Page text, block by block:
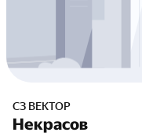
СЗ ВЕКТОР
Некрасов